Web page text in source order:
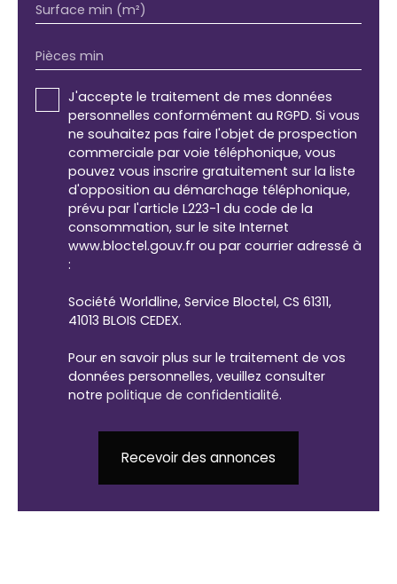
Surface min (m²)
Pièces min
J'accepte le traitement de mes données
personnelles conformément au RGPD. Si vous
ne souhaitez pas faire l'objet de prospection
commerciale par voie téléphonique, vous
pouvez vous inscrire gratuitement sur la liste
d'opposition au démarchage téléphonique,
prévu par l'article L223-1 du code de la
consommation, sur le site Internet
www.bloctel.gouv.fr ou par courrier adressé à
:
Société Worldline, Service Bloctel, CS 61311,
41013 BLOIS CEDEX.
Pour en savoir plus sur le traitement de vos
données personnelles, veuillez consulter
notre politique de confidentialité.
Recevoir des annonces